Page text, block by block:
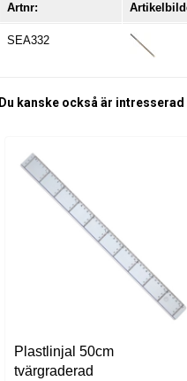
Artnr:
SEA332
Du kanske också är intresserad
Plastlinjal 50cm
tvärgraderad